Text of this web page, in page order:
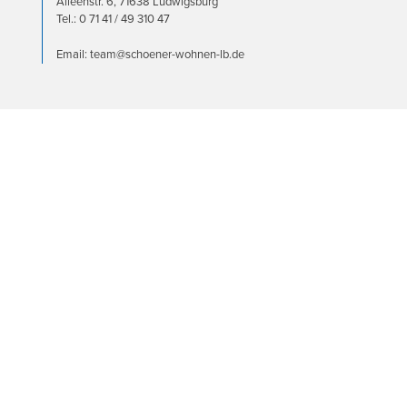
Tel.: 0 71 41 / 49 310 47
Email: team@schoener-wohnen-lb.de